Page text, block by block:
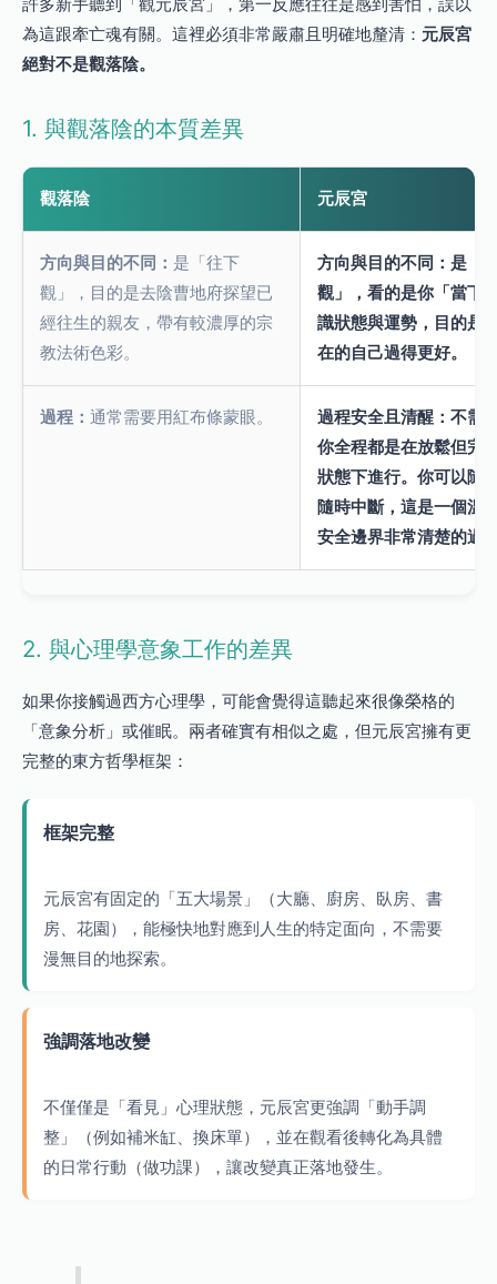
許多新手聽到「觀元辰宮」，第一反應往往是感到害怕，誤以
為這跟牽亡魂有關。這裡必須非常嚴肅且明確地釐清： 元辰宮
絕對不是觀落陰。
1. 與觀落陰的本質差異
觀落陰 元辰宮
方向與目的不同： 是「往下
觀」，目的是去陰曹地府探望已
經往生的親友，帶有較濃厚的宗
教法術色彩。
方向與目的不同： 是「
觀」，看的是你「當下
識狀態與運勢，目的是
在的自己過得更好。
過程： 通常需要用紅布條蒙眼。 過程安全且清醒： 不需
你全程都是在放鬆但完
狀態下進行。你可以隨
隨時中斷，這是一個溫
安全邊界非常清楚的過
2. 與心理學意象工作的差異
如果你接觸過西方心理學，可能會覺得這聽起來很像榮格的
「意象分析」或催眠。兩者確實有相似之處，但元辰宮擁有更
完整的東方哲學框架：
框架完整
元辰宮有固定的「五大場景」（大廳、廚房、臥房、書
房、花園），能極快地對應到人生的特定面向，不需要
漫無目的地探索。
強調落地改變
不僅僅是「看見」心理狀態，元辰宮更強調「動手調
整」（例如補米缸、換床單），並在觀看後轉化為具體
的日常行動（做功課），讓改變真正落地發生。